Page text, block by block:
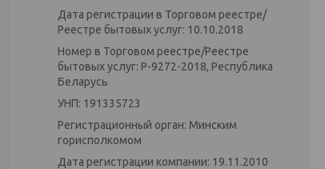
Дата регистрации в Торговом реестре/
Реестре бытовых услуг: 10.10.2018
Номер в Торговом реестре/Реестре
бытовых услуг: Р-9272-2018, Республика
Беларусь
УНП: 191335723
Регистрационный орган: Минским
горисполкомом
Дата регистрации компании: 19.11.2010